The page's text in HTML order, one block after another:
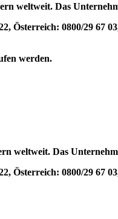
weltweit. Das
0800/29 67
werden.
weltweit. Das
0800/29 67